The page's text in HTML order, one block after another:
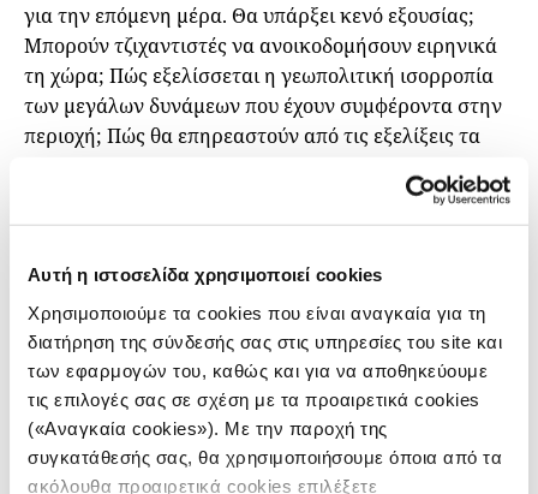
Αυτή η ιστοσελίδα χρησιμοποιεί cookies
Χρησιμοποιούμε τα cookies που είναι αναγκαία για τη
διατήρηση της σύνδεσής σας στις υπηρεσίες του site και
των εφαρμογών του, καθώς και για να αποθηκεύουμε
τις επιλογές σας σε σχέση με τα προαιρετικά cookies
(«Αναγκαία cookies»). Με την παροχή της
συγκατάθεσής σας, θα χρησιμοποιήσουμε όποια από τα
ακόλουθα προαιρετικά cookies επιλέξετε
για την επόμενη μέρα. Θα υπάρξει κενό εξουσίας;
Μπορούν τζιχαντιστές να ανοικοδομήσουν ειρηνικά
τη χώρα; Πώς εξελίσσεται η γεωπολιτική ισορροπία
των μεγάλων δυνάμεων που έχουν συμφέροντα στην
περιοχή; Πώς θα επηρεαστούν από τις εξελίξεις τα
Πελοποννήσου με αντικείμενο Διεθνείς Σχέσεις και
Θρησκείας στη Μέση Ανατολή, μας βοηθά να
ξετυλίξουμε το κουβάρι…
ΟΛΑ ΤΑ PODCAST